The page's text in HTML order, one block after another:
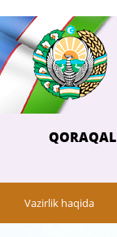
Vazirlik haqida